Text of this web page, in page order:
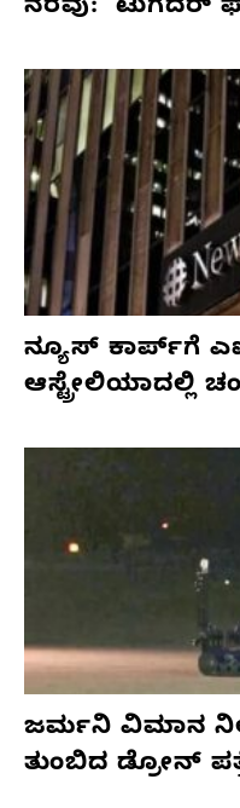
ನೆರವು: ‘ಟುಗೆದರ್
ನ್ಯೂಸ್ ಕಾರ್ಪ್‌ಗೆ
ಆಸ್ಟ್ರೇಲಿಯಾದಲ್ಲಿ
ಜರ್ಮನಿ ವಿಮಾನ
ತುಂಬಿದ ಡ್ರೋನ್